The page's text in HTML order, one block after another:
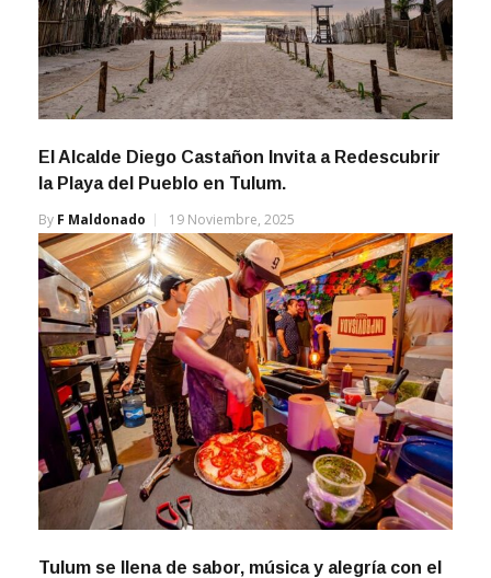
El Alcalde Diego Castañon Invita a Redescubrir
la Playa del Pueblo en Tulum.
By F Maldonado 19 Noviembre, 2025
Tulum se llena de sabor, música y alegría con el